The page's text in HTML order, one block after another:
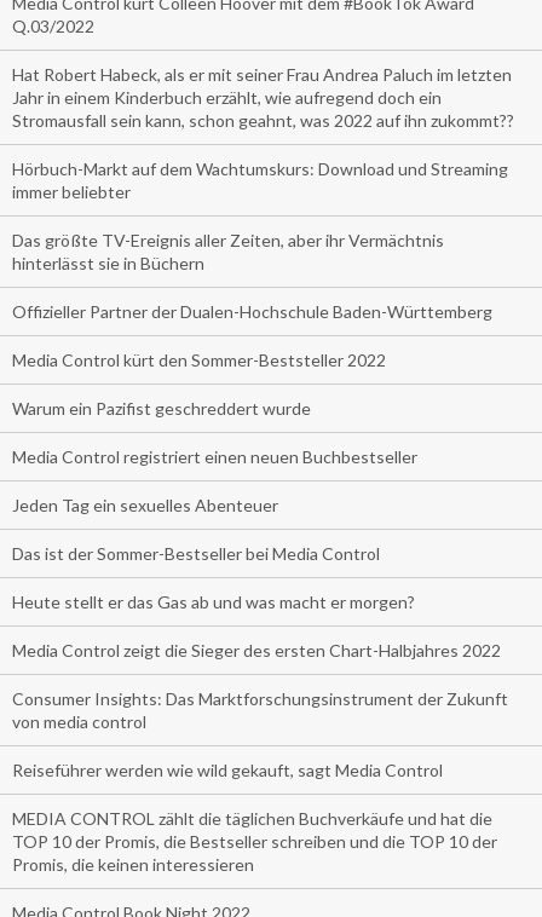
Q.03/2022
Hat Robert Habeck, als er mit seiner Frau Andrea Paluch im letzten
Jahr in einem Kinderbuch erzählt, wie aufregend doch ein
Stromausfall sein kann, schon geahnt, was 2022 auf ihn zukommt??
Hörbuch-Markt auf dem Wachtumskurs: Download und Streaming
immer beliebter
Das größte TV-Ereignis aller Zeiten, aber ihr Vermächtnis
hinterlässt sie in Büchern
Offizieller Partner der Dualen-Hochschule Baden-Württemberg
Media Control kürt den Sommer-Beststeller 2022
Warum ein Pazifist geschreddert wurde
Media Control registriert einen neuen Buchbestseller
Jeden Tag ein sexuelles Abenteuer
Das ist der Sommer-Bestseller bei Media Control
Heute stellt er das Gas ab und was macht er morgen?
Media Control zeigt die Sieger des ersten Chart-Halbjahres 2022
Consumer Insights: Das Marktforschungsinstrument der Zukunft
von media control
Reiseführer werden wie wild gekauft, sagt Media Control
MEDIA CONTROL zählt die täglichen Buchverkäufe und hat die
TOP 10 der Promis, die Bestseller schreiben und die TOP 10 der
Promis, die keinen interessieren
Media Control Book Night 2022